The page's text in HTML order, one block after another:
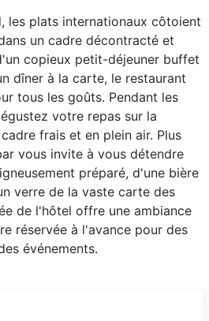
les plats internationaux côtoient
un cadre décontracté et
copieux petit-déjeuner buffet
dîner à la carte, le restaurant
tous les goûts. Pendant les
votre repas sur la
frais et en plein air. Plus
vous invite à vous détendre
préparé, d'une bière
verre de la vaste carte des
de l'hôtel offre une ambiance
réservée à l'avance pour des
événements.